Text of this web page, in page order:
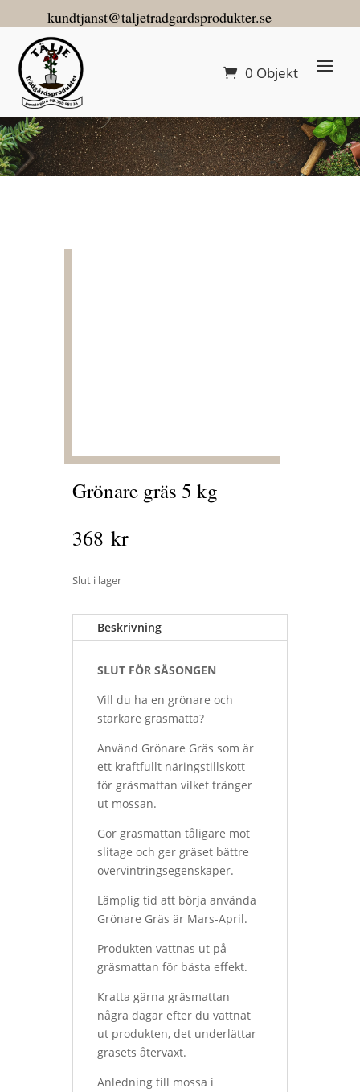
kundtjanst@taljetradgardsprodukter.se
0 Objekt
Grönare gräs 5 kg
368 kr
Slut i lager
Beskrivning
SLUT FÖR SÄSONGEN
Vill du ha en grönare och
starkare gräsmatta?
Använd Grönare Gräs som är
ett kraftfullt näringstillskott
för gräsmattan vilket tränger
ut mossan.
Gör gräsmattan tåligare mot
slitage och ger gräset bättre
övervintringsegenskaper.
Lämplig tid att börja använda
Grönare Gräs är Mars-April.
Produkten vattnas ut på
gräsmattan för bästa effekt.
Kratta gärna gräsmattan
några dagar efter du vattnat
ut produkten, det underlättar
gräsets återväxt.
Anledning till mossa i